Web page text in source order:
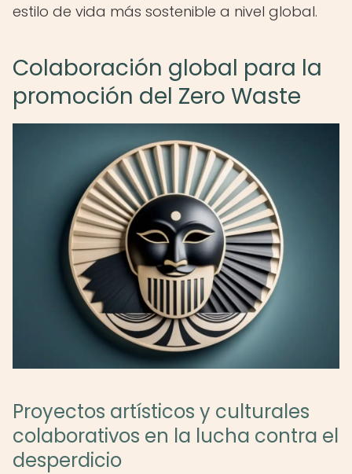
estilo de vida más sostenible a nivel global.
Colaboración global para la
promoción del Zero Waste
Proyectos artísticos y culturales
colaborativos en la lucha contra el
desperdicio